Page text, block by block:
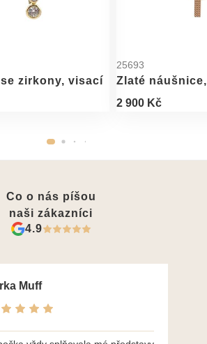
zirkony, visací
25693
Zlaté
2 900 Kč
Co o nás píšou
naši zákazníci
4.9
Muff